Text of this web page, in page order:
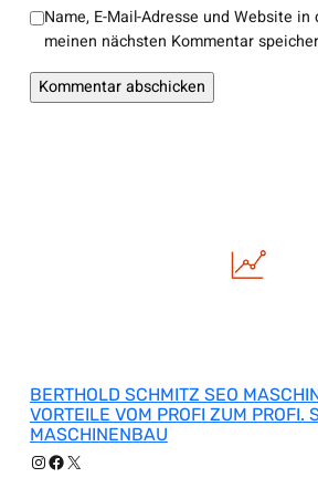
Name, E-Mail-Adresse und Website
meinen nächsten Kommentar
BERTHOLD SCHMITZ SEO
VORTEILE VOM PROFI ZUM PROFI.
MASCHINENBAU
Instagram
Facebook
X